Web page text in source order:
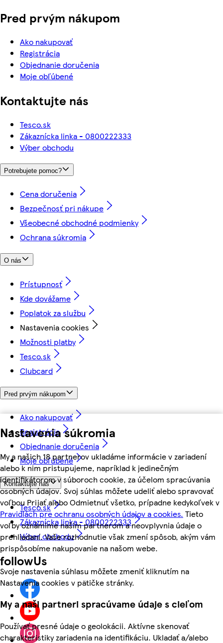
Nastavenia súkromia
My a našich 18 partnerov ukladáme informácie v zariadení
alebo k nim pristupujeme, napríklad k jedinečným
identifikátorom v súboroch cookie, za účelom spracúvania
osobných údajov. Svoj súhlas môžete udeliť alebo spravovať
voľbou Prijať alebo Odmietnuť všetko, prípadne kedykoľvek v
Pravidlách pre ochranu osobných údajov a cookies. Tieto
voľby oznámime našim partnerom a neovplyvnia údaje o
prehliadaní. Vaše rozhodnutie však zmení spôsob, akým vám
prispôsobíme nakupovanie na našom webe.
Svoje nastavenia súhlasu môžete zmeniť kliknutím na
Nastavenia cookies v pätičke stránky.
My a naši partneri spracúvame údaje s cieľom
Používať presné údaje o geolokácii. Aktívne skenovať
charakteristiky zariadenia na identifikáciu. Ukladať a/alebo
Pred prvým nákupom
Ako nakupovať
Registrácia
Objednanie doručenia
Moje obľúbené
Kontaktujte nás
Tesco.sk
Zákaznícka linka - 0800222333
Výber obchodu
Potrebujete pomoc?
Cena doručenia
Bezpečnosť pri nákupe
Všeobecné obchodné podmienky
Ochrana súkromia
O nás
Prístupnosť
Kde dovážame
Poplatok za službu
Nastavenia cookies
Možnosti platby
Tesco.sk
Clubcard
Pred prvým nákupom
Ako nakupovať
Registrácia
Objednanie doručenia
Moje obľúbené
Kontaktujte nás
Tesco.sk
Zákaznícka linka - 0800222333
Výber obchodu
followUs